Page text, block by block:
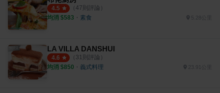
4.5 （ 47則評論）
均消 $583 ・ 素食 5.28公里
LA VILLA DANSHUI
4.6 （ 31則評論）
均消 $850 ・ 義式料理 23.91公里